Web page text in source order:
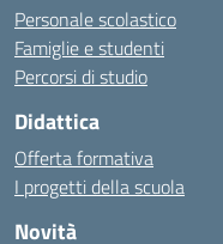
Personale scolastico
Famiglie e studenti
Percorsi di studio
Didattica
Offerta formativa
I progetti della scuola
Novità